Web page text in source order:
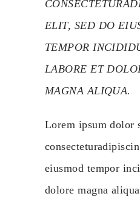
ELIT, SED DO
TEMPOR
LABORE ET
MAGNA ALIQUA.
Lorem ipsum dolor
eiusmod tempor
dolore magna